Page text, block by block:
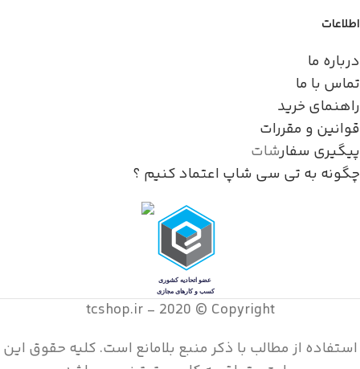
اطلاعات
درباره ما
تماس با ما
راهنمای خرید
قوانین و مقررات
پیگیری سفارشات
چگونه به تی سی شاپ اعتماد کنیم ؟
tcshop.ir - 2020 © Copyright
استفاده از مطالب با ذکر منبع بلامانع است. کليه حقوق اين